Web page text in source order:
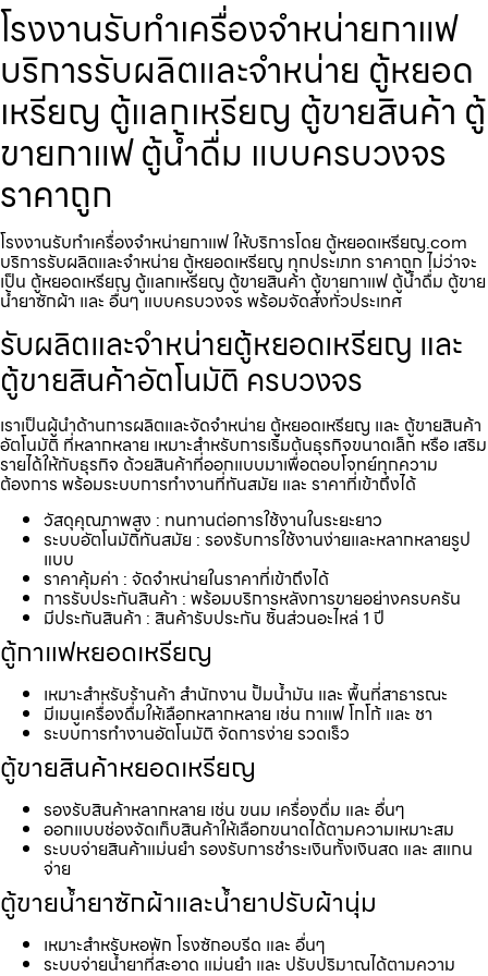
โรงงานรับทำเครื่องจำหน่ายกาแฟ
บริการรับผลิตและจำหน่าย ตู้หยอด
เหรียญ ตู้แลกเหรียญ ตู้ขายสินค้า ตู้
ขายกาแฟ ตู้น้ำดื่ม แบบครบวงจร
ราคาถูก
โรงงานรับทำเครื่องจำหน่ายกาแฟ ให้บริการโดย ตู้หยอดเหรียญ.com
บริการรับผลิตและจำหน่าย ตู้หยอดเหรียญ ทุกประเภท ราคาถูก ไม่ว่าจะ
เป็น ตู้หยอดเหรียญ ตู้แลกเหรียญ ตู้ขายสินค้า ตู้ขายกาแฟ ตู้น้ำดื่ม ตู้ขาย
น้ำยาซักผ้า และ อื่นๆ แบบครบวงจร พร้อมจัดส่งทั่วประเทศ
รับผลิตและจำหน่ายตู้หยอดเหรียญ และ
ตู้ขายสินค้าอัตโนมัติ ครบวงจร
เราเป็นผู้นำด้านการผลิตและจัดจำหน่าย ตู้หยอดเหรียญ และ ตู้ขายสินค้า
อัตโนมัติ ที่หลากหลาย เหมาะสำหรับการเริ่มต้นธุรกิจขนาดเล็ก หรือ เสริม
รายได้ให้กับธุรกิจ ด้วยสินค้าที่ออกแบบมาเพื่อตอบโจทย์ทุกความ
ต้องการ พร้อมระบบการทำงานที่ทันสมัย และ ราคาที่เข้าถึงได้
วัสดุคุณภาพสูง : ทนทานต่อการใช้งานในระยะยาว
ระบบอัตโนมัติทันสมัย : รองรับการใช้งานง่ายและหลากหลายรูป
แบบ
ราคาคุ้มค่า : จัดจำหน่ายในราคาที่เข้าถึงได้
การรับประกันสินค้า : พร้อมบริการหลังการขายอย่างครบครัน
มีประกันสินค้า : สินค้ารับประกัน ชิ้นส่วนอะไหล่ 1 ปี
ตู้กาแฟหยอดเหรียญ
เหมาะสำหรับร้านค้า สำนักงาน ปั้มน้ำมัน และ พื้นที่สาธารณะ
มีเมนูเครื่องดื่มให้เลือกหลากหลาย เช่น กาแฟ โกโก้ และ ชา
ระบบการทำงานอัตโนมัติ จัดการง่าย รวดเร็ว
ตู้ขายสินค้าหยอดเหรียญ
รองรับสินค้าหลากหลาย เช่น ขนม เครื่องดื่ม และ อื่นๆ
ออกแบบช่องจัดเก็บสินค้าให้เลือกขนาดได้ตามความเหมาะสม
ระบบจ่ายสินค้าแม่นยำ รองรับการชำระเงินทั้งเงินสด และ สแกน
จ่าย
ตู้ขายน้ำยาซักผ้าและน้ำยาปรับผ้านุ่ม
เหมาะสำหรับหอพัก โรงซักอบรีด และ อื่นๆ
ระบบจ่ายน้ำยาที่สะอาด แม่นยำ และ ปรับปริมาณได้ตามความ